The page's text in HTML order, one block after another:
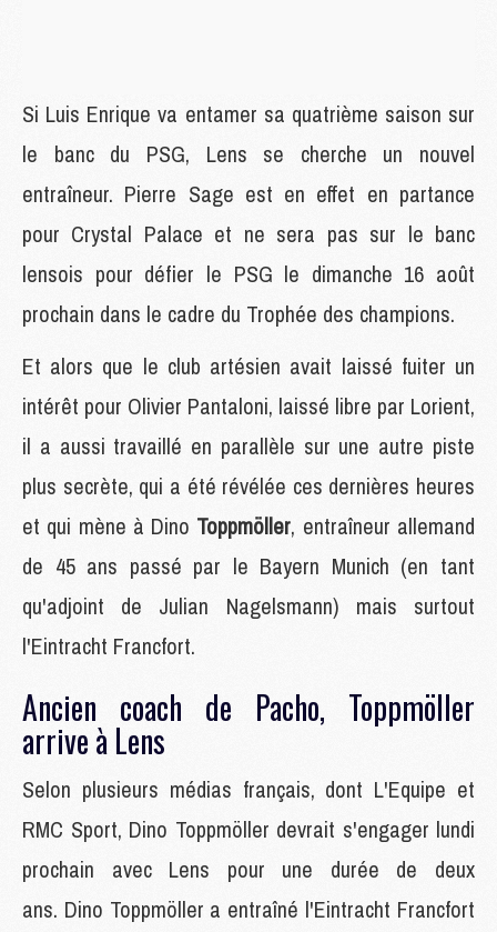
Si Luis Enrique va entamer sa quatrième saison sur
le banc du PSG, Lens se cherche un nouvel
entraîneur. Pierre Sage est en effet en partance
pour Crystal Palace et ne sera pas sur le banc
lensois pour défier le PSG le dimanche 16 août
prochain dans le cadre du Trophée des champions.
Et alors que le club artésien avait laissé fuiter un
intérêt pour Olivier Pantaloni, laissé libre par Lorient,
il a aussi travaillé en parallèle sur une autre piste
plus secrète, qui a été révélée ces dernières heures
et qui mène à Dino Toppmöller, entraîneur allemand
de 45 ans passé par le Bayern Munich (en tant
qu'adjoint de Julian Nagelsmann) mais surtout
l'Eintracht Francfort.
Ancien coach de Pacho, Toppmöller
arrive à Lens
Selon plusieurs médias français, dont L'Equipe et
RMC Sport, Dino Toppmöller devrait s'engager lundi
prochain avec Lens pour une durée de deux
ans. Dino Toppmöller a entraîné l'Eintracht Francfort